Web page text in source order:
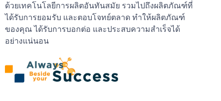
ด้วยเทคโนโลยีการผลิตอันทันสมัย รวมไปถึงผลิตภัณฑ์ที่
ได้รับการยอมรับ และตอบโจทย์ตลาด ทำให้ผลิตภัณฑ์
ของคุณ ได้รับการบอกต่อ และประสบความสำเร็จได้
อย่างแน่นอน